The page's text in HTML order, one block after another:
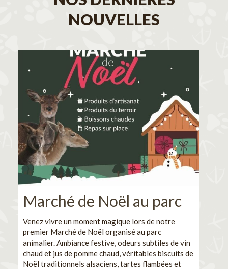
NOUVELLES
Marché de Noël au parc
Venez vivre un moment magique lors de notre
premier Marché de Noël organisé au parc
animalier. Ambiance festive, odeurs subtiles de vin
chaud et jus de pomme chaud, véritables biscuits de
Noël traditionnels alsaciens, tartes flambées et